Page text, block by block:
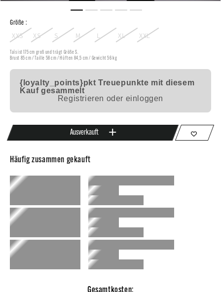
Größe :
XXS XS S M L XL XXL
Taïs ist 175 cm groß und trägt Größe S.
Brust 85 cm / Taille 58 cm / Hüften 84,5 cm / Gewicht 56 kg
{loyalty_points}pkt Treuepunkte mit diesem
Kauf gesammelt
Registrieren oder einloggen
Ausverkauft
Häufig zusammen gekauft